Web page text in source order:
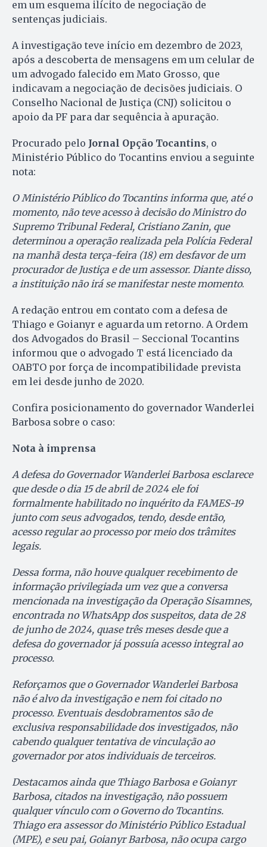
em um esquema ilícito de negociação de
sentenças judiciais.
A investigação teve início em dezembro de 2023,
após a descoberta de mensagens em um celular de
um advogado falecido em Mato Grosso, que
indicavam a negociação de decisões judiciais. O
Conselho Nacional de Justiça (CNJ) solicitou o
apoio da PF para dar sequência à apuração.
Procurado pelo Jornal Opção Tocantins, o
Ministério Público do Tocantins enviou a seguinte
nota:
O Ministério Público do Tocantins informa que, até o
momento, não teve acesso à decisão do Ministro do
Supremo Tribunal Federal, Cristiano Zanin, que
determinou a operação realizada pela Polícia Federal
na manhã desta terça-feira (18) em desfavor de um
procurador de Justiça e de um assessor. Diante disso,
a instituição não irá se manifestar neste momento.
A redação entrou em contato com a defesa de
Thiago e Goianyr e aguarda um retorno. A Ordem
dos Advogados do Brasil – Seccional Tocantins
informou que o advogado T está licenciado da
OABTO por força de incompatibilidade prevista
em lei desde junho de 2020.
Confira posicionamento do governador Wanderlei
Barbosa sobre o caso:
Nota à imprensa
A defesa do Governador Wanderlei Barbosa esclarece
que desde o dia 15 de abril de 2024 ele foi
formalmente habilitado no inquérito da FAMES-19
junto com seus advogados, tendo, desde então,
acesso regular ao processo por meio dos trâmites
legais.
Dessa forma, não houve qualquer recebimento de
informação privilegiada um vez que a conversa
mencionada na investigação da Operação Sisamnes,
encontrada no WhatsApp dos suspeitos, data de 28
de junho de 2024, quase três meses desde que a
defesa do governador já possuía acesso integral ao
processo.
Reforçamos que o Governador Wanderlei Barbosa
não é alvo da investigação e nem foi citado no
processo. Eventuais desdobramentos são de
exclusiva responsabilidade dos investigados, não
cabendo qualquer tentativa de vinculação ao
governador por atos individuais de terceiros.
Destacamos ainda que Thiago Barbosa e Goianyr
Barbosa, citados na investigação, não possuem
qualquer vínculo com o Governo do Tocantins.
Thiago era assessor do Ministério Público Estadual
(MPE), e seu pai, Goianyr Barbosa, não ocupa cargo